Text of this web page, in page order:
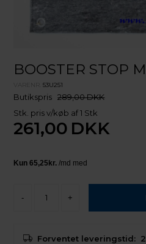
BOOSTER STOP
VARENR.53U251
Butikspris 289,00 DKK
Stk. pris v/køb af 1 Stk
261,00 DKK
- +
Forventet leveringstid: